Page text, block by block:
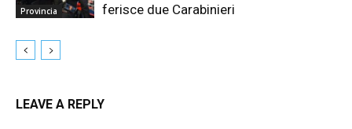
Provincia
ferisce due Carabinieri
LEAVE A REPLY